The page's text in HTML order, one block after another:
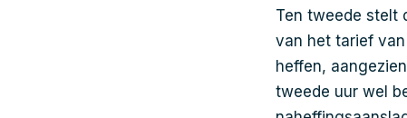
Ten tweede stelt
van het tarief
heffen,
tweede uur wel